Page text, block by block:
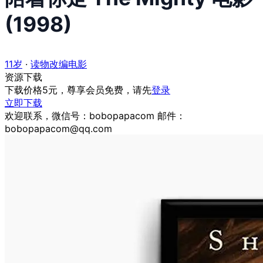
(1998)
11岁 · 读物改编电影
资源下载
下载价格5元，尊享会员免费，请先登录
立即下载
欢迎联系，微信号：bobopapacom 邮件：
bobopapacom@qq.com